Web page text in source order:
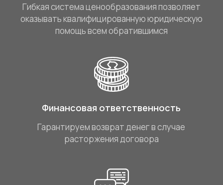
Гибкая система ценообразования позволяет
оказывать квалифицированную юридическую
помощь всем обратившимся
Финансовая ответственность
Гарантируем возврат денег в случае
расторжения договора